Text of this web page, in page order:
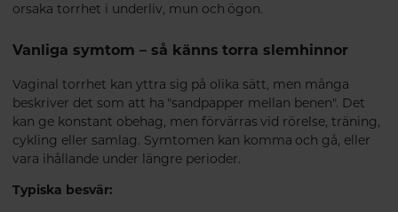
orsaka torrhet i underliv, mun och ögon.
Vanliga symtom – så känns torra slemhinnor
Vaginal torrhet kan yttra sig på olika sätt, men många
beskriver det som att ha "sandpapper mellan benen". Det
kan ge konstant obehag, men förvärras vid rörelse, träning,
cykling eller samlag. Symtomen kan komma och gå, eller
vara ihållande under längre perioder.
Typiska besvär: